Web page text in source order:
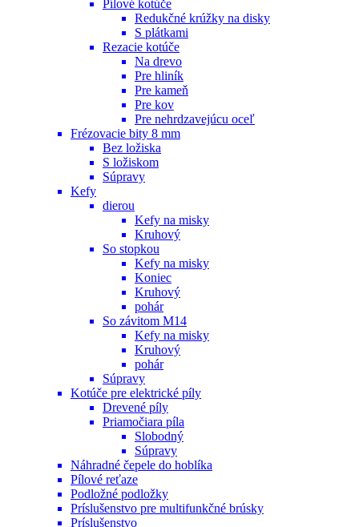
Pílové kotúče
Redukčné krúžky na disky
S plátkami
Rezacie kotúče
Na drevo
Pre hliník
Pre kameň
Pre kov
Pre nehrdzavejúcu oceľ
Frézovacie bity 8 mm
Bez ložiska
S ložiskom
Súpravy
Kefy
dierou
Kefy na misky
Kruhový
So stopkou
Kefy na misky
Koniec
Kruhový
pohár
So závitom M14
Kefy na misky
Kruhový
pohár
Súpravy
Kotúče pre elektrické píly
Drevené píly
Priamočiara píla
Slobodný
Súpravy
Náhradné čepele do hoblíka
Pílové reťaze
Podložné podložky
Príslušenstvo pre multifunkčné brúsky
Príslušenstvo